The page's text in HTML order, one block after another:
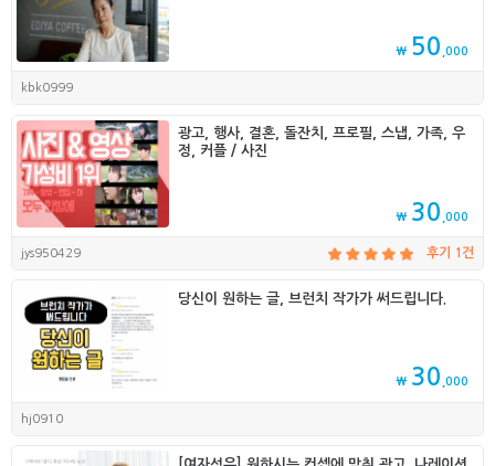
₩ 50 ,000
kbk0999
광고, 행사, 결혼, 돌잔치, 프로필, 스냅, 가족, 우
정, 커플 / 사진
₩ 30 ,000
jys950429 후기 1건
당신이 원하는 글, 브런치 작가가 써드립니다.
₩ 30 ,000
hj0910